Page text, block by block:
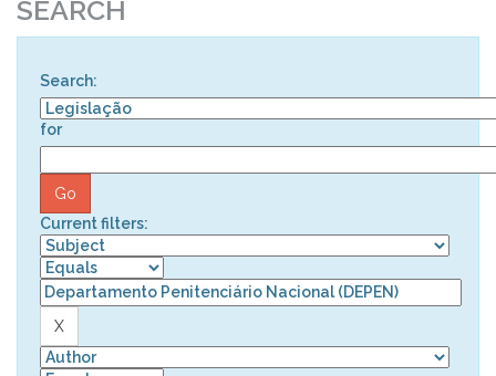
SEARCH
Search:
for
Current filters: